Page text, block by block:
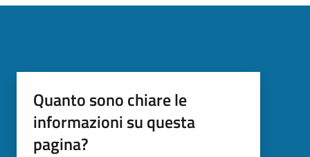
Quanto sono chiare le
informazioni su questa
pagina?